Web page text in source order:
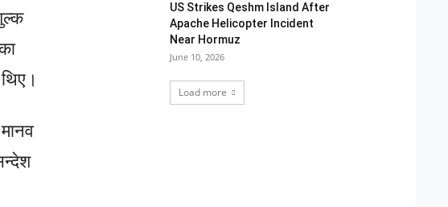
US Strikes Qeshm Island After
Apache Helicopter Incident
Near Hormuz
June 10, 2026
Load more